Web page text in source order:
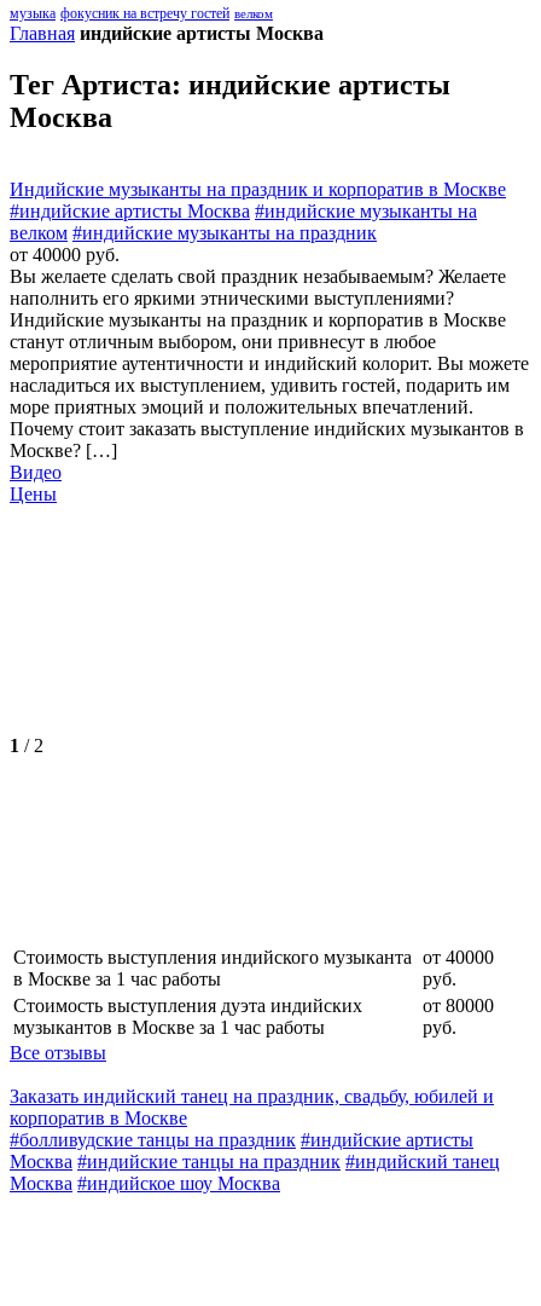
музыка фокусник на встречу гостей велком
Главная индийские артисты Москва
Тег Артиста: индийские артисты
Москва
Индийские музыканты на праздник и корпоратив в Москве
#индийские артисты Москва #индийские музыканты на
велком #индийские музыканты на праздник
от 40000 руб.
Вы желаете сделать свой праздник незабываемым? Желаете
наполнить его яркими этническими выступлениями?
Индийские музыканты на праздник и корпоратив в Москве
станут отличным выбором, они привнесут в любое
мероприятие аутентичности и индийский колорит. Вы можете
насладиться их выступлением, удивить гостей, подарить им
море приятных эмоций и положительных впечатлений.
Почему стоит заказать выступление индийских музыкантов в
Москве? […]
Видео
Цены
1 /2
Стоимость выступления индийского музыканта
в Москве за 1 час работы
от 40000
руб.
Стоимость выступления дуэта индийских
музыкантов в Москве за 1 час работы
от 80000
руб.
Все отзывы
Заказать индийский танец на праздник, свадьбу, юбилей и
корпоратив в Москве
#болливудские танцы на праздник #индийские артисты
Москва #индийские танцы на праздник #индийский танец
Москва #индийское шоу Москва